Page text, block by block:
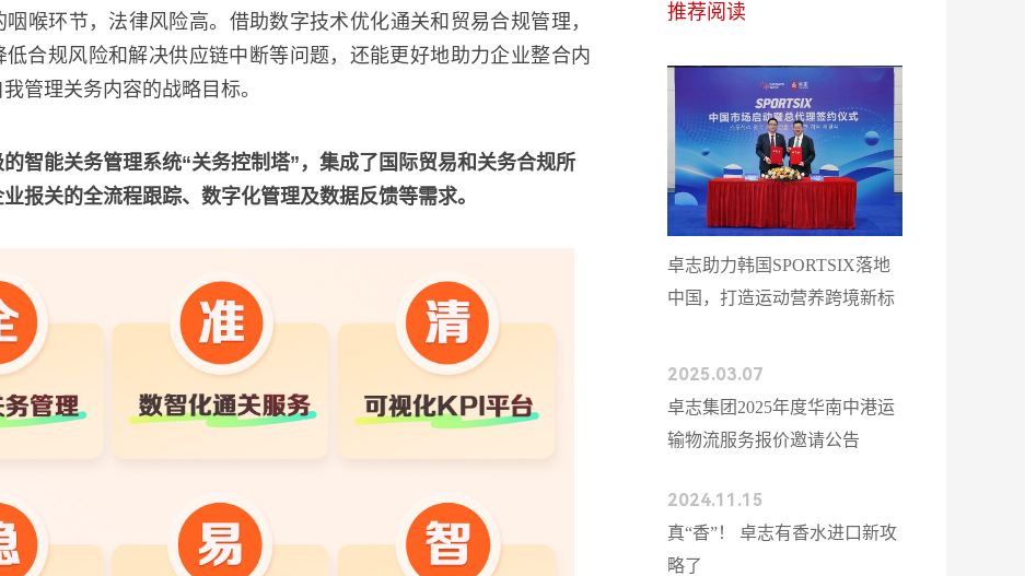
喉环节，法律风险高。借助数字技术优化通关和贸易合规管理，
低合规风险和解决供应链中断等问题，还能更好地助力企业整合内
管理关务内容的战略目标。
智能关务管理系统“关务控制塔”，集成了国际贸易和关务合规所
报关的全流程跟踪、数字化管理及数据反馈等需求。
推荐阅读
卓志助力韩国SPORTSIX落地
中国，打造运动营养跨境新标
2025.03.07
卓志集团2025年度华南中港运
输物流服务报价邀请公告
2024.11.15
真“香”！ 卓志有香水进口新攻
略了